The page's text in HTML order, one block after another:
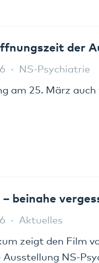
der
NS-Psychiatrie
am 25. März
– beinahe
Aktuelles
zeigt den Film
Ausstellung NS-